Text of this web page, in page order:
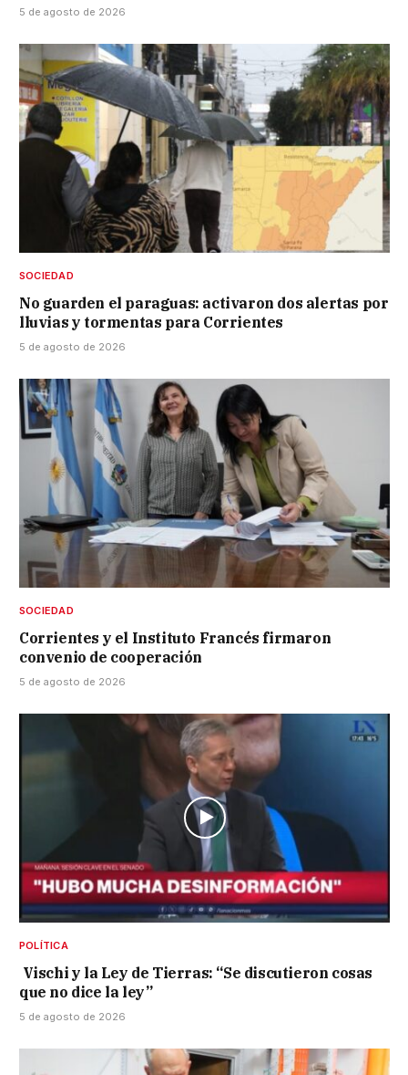
5 de agosto de 2026
SOCIEDAD
No guarden el paraguas: activaron dos alertas por
lluvias y tormentas para Corrientes
5 de agosto de 2026
SOCIEDAD
Corrientes y el Instituto Francés firmaron
convenio de cooperación
5 de agosto de 2026
POLÍTICA
Vischi y la Ley de Tierras: “Se discutieron cosas
que no dice la ley”
5 de agosto de 2026